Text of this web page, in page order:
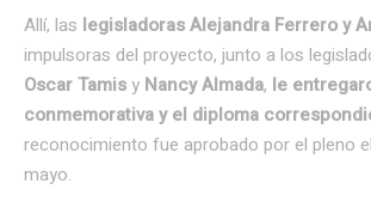
Allí, las legisladoras Alejandra Ferrero y
impulsoras del proyecto, junto a los
Oscar Tamisy Nancy Almada, le
conmemorativa y el diploma
reconocimiento fue aprobado por el pleno
mayo.